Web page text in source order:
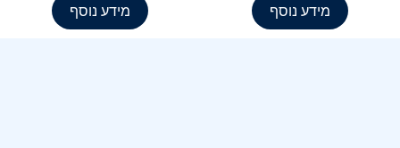
מידע נוסף מידע נוסף